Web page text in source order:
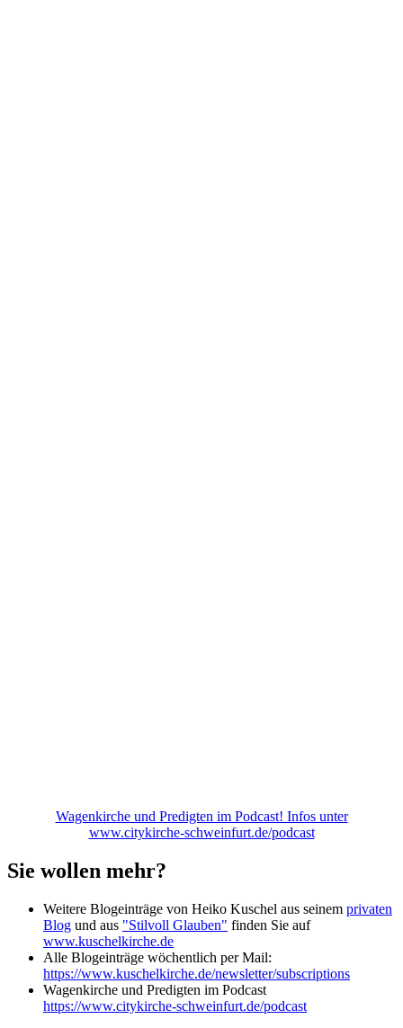
Wagenkirche und Predigten im Podcast! Infos unter
www.citykirche-schweinfurt.de/podcast
Sie wollen mehr?
Weitere Blogeinträge von Heiko Kuschel aus seinem privaten
Blog und aus "Stilvoll Glauben" finden Sie auf
www.kuschelkirche.de
Alle Blogeinträge wöchentlich per Mail:
https://www.kuschelkirche.de/newsletter/subscriptions
Wagenkirche und Predigten im Podcast
https://www.citykirche-schweinfurt.de/podcast